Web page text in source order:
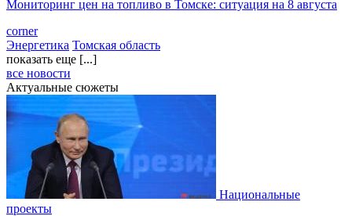
Мониторинг цен на топливо в Томске: ситуация на 8 августа
corner
Энергетика Томская область
показать еще [...]
все новости
Актуальные сюжеты
Национальные
проекты